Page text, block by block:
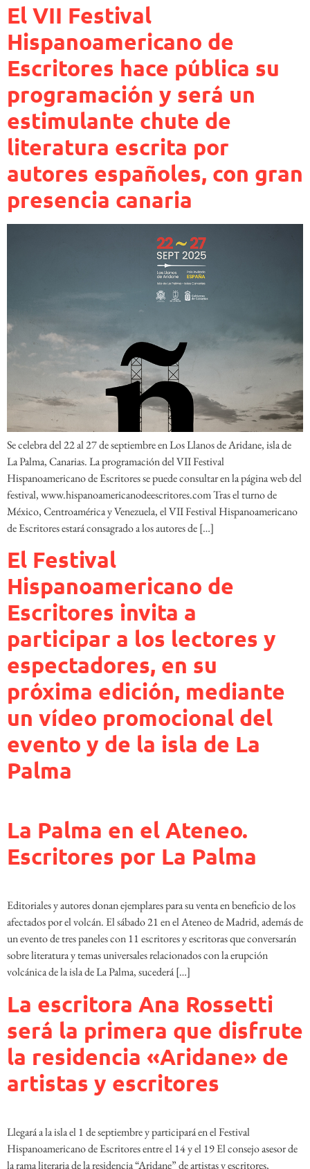
El VII Festival
Hispanoamericano de
Escritores hace pública su
programación y será un
estimulante chute de
literatura escrita por
autores españoles, con gran
presencia canaria
Se celebra del 22 al 27 de septiembre en Los Llanos de Aridane, isla de
La Palma, Canarias. La programación del VII Festival
Hispanoamericano de Escritores se puede consultar en la página web del
festival, www.hispanoamericanodeescritores.com Tras el turno de
México, Centroamérica y Venezuela, el VII Festival Hispanoamericano
de Escritores estará consagrado a los autores de […]
El Festival
Hispanoamericano de
Escritores invita a
participar a los lectores y
espectadores, en su
próxima edición, mediante
un vídeo promocional del
evento y de la isla de La
Palma
La Palma en el Ateneo.
Escritores por La Palma
Editoriales y autores donan ejemplares para su venta en beneficio de los
afectados por el volcán. El sábado 21 en el Ateneo de Madrid, además de
un evento de tres paneles con 11 escritores y escritoras que conversarán
sobre literatura y temas universales relacionados con la erupción
volcánica de la isla de La Palma, sucederá […]
La escritora Ana Rossetti
será la primera que disfrute
la residencia «Aridane» de
artistas y escritores
Llegará a la isla el 1 de septiembre y participará en el Festival
Hispanoamericano de Escritores entre el 14 y el 19 El consejo asesor de
la rama literaria de la residencia “Aridane” de artistas y escritores,